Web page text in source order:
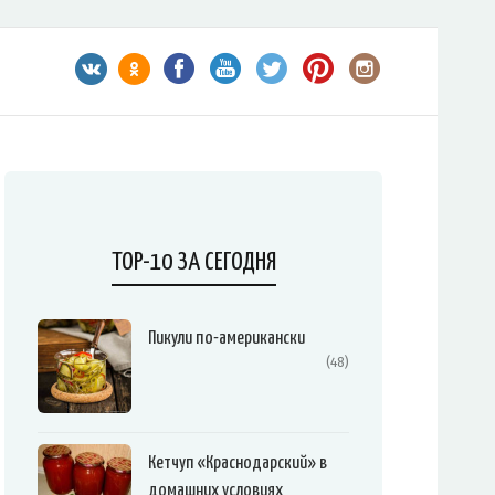
TOP-10 ЗА СЕГОДНЯ
Пикули по-американски
(48)
Кетчуп «Краснодарский» в
домашних условиях